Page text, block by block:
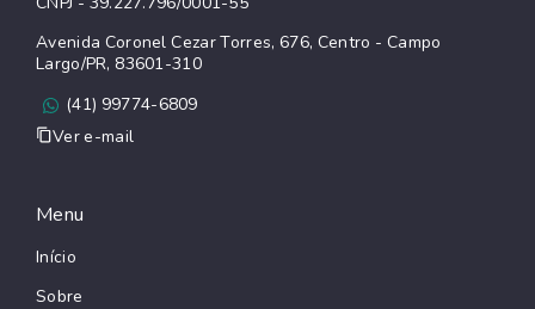
Avenida Coronel Cezar Torres, 676, Centro - Campo
Largo/PR, 83601-310
(41) 99774-6809
Ver e-mail
Menu
Início
Sobre